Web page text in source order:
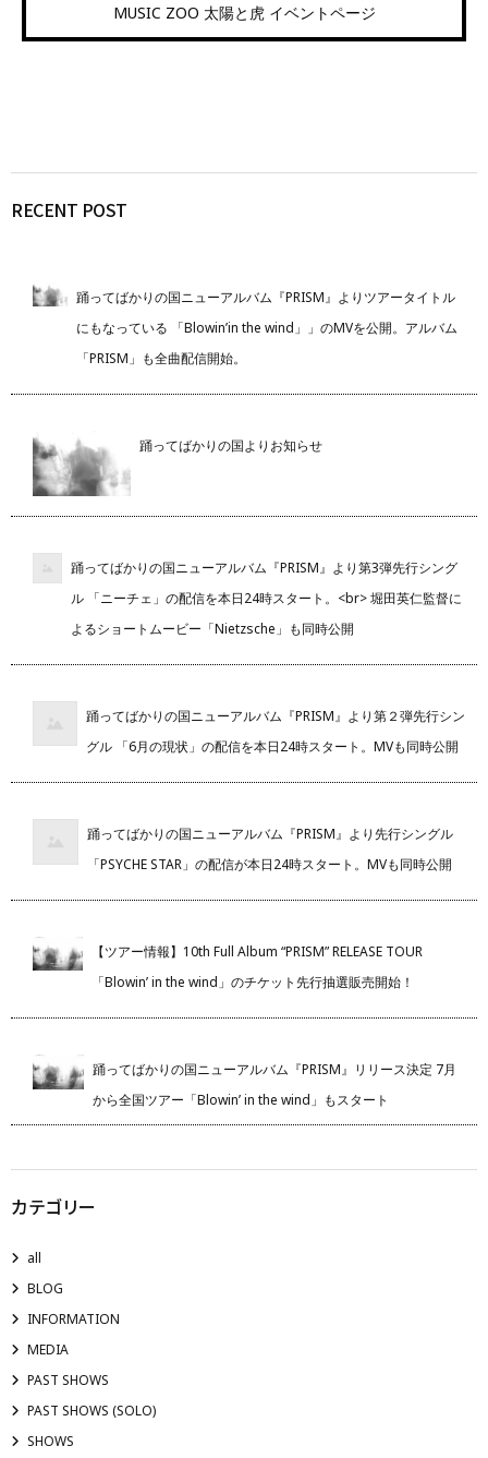
MUSIC ZOO 太陽と虎 イベントページ
RECENT POST
踊ってばかりの国ニューアルバム『PRISM』よりツアータイトル
にもなっている 「Blowin’in the wind」」のMVを公開。アルバム
「PRISM」も全曲配信開始。
踊ってばかりの国よりお知らせ
踊ってばかりの国ニューアルバム『PRISM』より第3弾先行シング
ル 「ニーチェ」の配信を本日24時スタート。<br> 堀田英仁監督に
よるショートムービー「Nietzsche」も同時公開
踊ってばかりの国ニューアルバム『PRISM』より第２弾先行シン
グル 「6月の現状」の配信を本日24時スタート。MVも同時公開
踊ってばかりの国ニューアルバム『PRISM』より先行シングル
「PSYCHE STAR」の配信が本日24時スタート。MVも同時公開
【ツアー情報】10th Full Album “PRISM” RELEASE TOUR
「Blowin’ in the wind」のチケット先行抽選販売開始！
踊ってばかりの国ニューアルバム『PRISM』リリース決定 7月
から全国ツアー「Blowin’ in the wind」もスタート
カテゴリー
all
BLOG
INFORMATION
MEDIA
PAST SHOWS
PAST SHOWS (SOLO)
SHOWS